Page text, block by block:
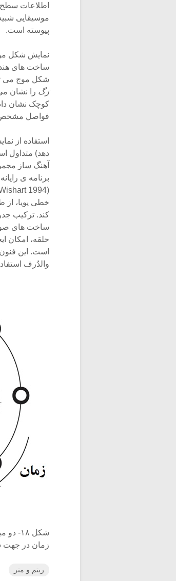
اطلاعات
موسیقایی
پیوسته است.
نمایش شکل
ساخت های
شکل موج می
رَگ را نشان
کوچک نشان
فواصل
استفاده از
دهد) متداول
آهنگ ساز
برنامه ی
خطی پویا، از
کند. ترکیب
ساخت های
حلقه، امکان
است. این
والدُرف
شکل
زمان در جهت
ریتم و متر